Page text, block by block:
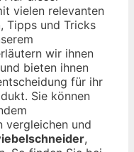
vielen relevanten
Tipps und Tricks
wir ihnen
bieten ihnen
für ihr
Sie können
vergleichen und
,